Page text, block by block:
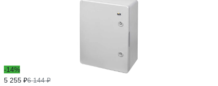
-14%
5 255 ₽6 144 ₽